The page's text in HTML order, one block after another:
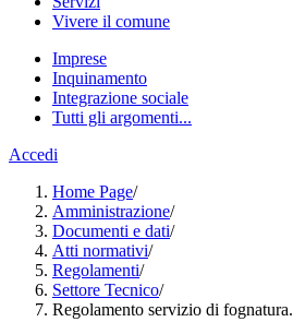
Vivere il comune
Imprese
Inquinamento
Integrazione sociale
Tutti gli argomenti...
Accedi
Home Page/
Amministrazione/
Documenti e dati/
Atti normativi/
Regolamenti/
Settore Tecnico/
Regolamento servizio di fognatura.